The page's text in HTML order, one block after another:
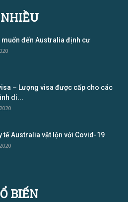
muốn đến Australia định cư
– Lượng visa được cấp cho các
di...
tế Australia vật lộn với Covid-19
BIẾN